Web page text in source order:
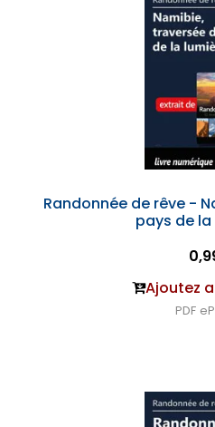
Randonnée de rêve -
pays de
Ajoutez
PDF